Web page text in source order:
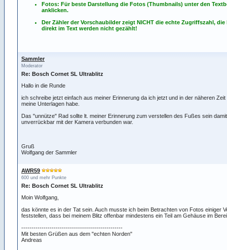
Fotos: Für beste Darstellung die Fotos (Thumbnails) unter den
anklicken.
Der Zähler der Vorschaubilder zeigt NICHT die echte Zugriffszahl,
direkt im Text werden nicht gezählt!
Sammler
Moderator
Re: Bosch Cornet SL Ultrablitz
Hallo in die Runde
ich schreibe jetzt einfach aus meiner Erinnerung da ich jetzt und in der näheren
meine Unterlagen habe.
Das "unnütze" Rad sollte lt. meiner Erinnerung zum verstellen des Fußes sein
unverrückbar mit der Kamera verbunden war.
Gruß
Wolfgang der Sammler
AWR59
600 und mehr Punkte
Re: Bosch Cornet SL Ultrablitz
Moin Wolfgang,
das könnte es in der Tat sein. Auch musste ich beim Betrachten von Fotos einiger
feststellen, dass bei meinem Blitz offenbar mindestens ein Teil am Gehäuse im
--------------------------------------------------
Mit besten Grüßen aus dem "echten Norden"
Andreas